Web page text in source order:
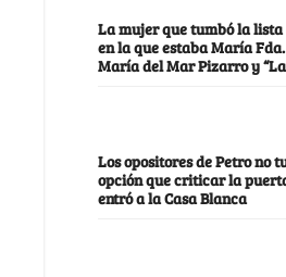
La mujer que tumbó la lista
en la que estaba María
María del Mar Pizarro y
Los opositores de Petro no
opción que criticar la
entró a la Casa Blanca